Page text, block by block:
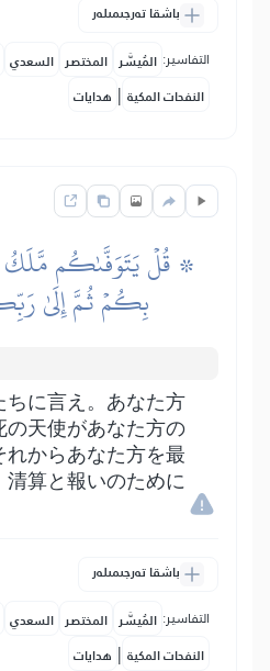
باشقا تەرجىمىلەر
التفاسير: المُيسَّر المختصر السعدي
النفحات المكية | هدايات
۞ قُلۡ يَتَوَفَّىٰكُم مَّلَكُ
بِكُمۡ ثُمَّ إِلَىٰ
に言え。あなた方
天使があなた方の
からあなた方を最
算と報いのために
باشقا تەرجىمىلەر
التفاسير: المُيسَّر المختصر السعدي
النفحات المكية | هدايات